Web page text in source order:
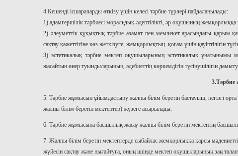
4.Кешенді ісшараларды өткізу үшін келесі тәрбие түрлері пайдаланылады:
1) адамгершілік тәрбиесі моральдық-әдептілікті, әр оқушының
2) әлеуметтік-құқықтық тәрбие азамат пен мемлекет арасындағы қарым-
сақтау қажеттігіне көз жеткізуге, жемқорлықтың қоғам үшін қауіптілігін
3) эстетикалық тәрбие мектеп оқушыларының эстетикалық ұнатынымы
жасайтын өнер туындыларының, әдебиеттің көркемдігін түсінушілігін
5. Тәрбие жұмысын ұйымдастыру жалпы білім беретін бастауыш, негізгі
жалпы білім беретін мектептер) жүзеге асырылады.
6. Тәрбие жұмысына басшылық жасау жалпы білім беретін мектептің
7. Жалпы білім беретін мектептерде сыбайлас жемқорлыққа қарсы
жүйесін сақтау және нығайтуға, оның ішінде мектеп оқушыларының заң